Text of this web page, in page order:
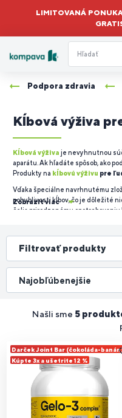
LIMITOVANÁ
Podpora zdravia
Kĺbová výživa
Kĺbová výživa je nevyhnutnou
aparátu. Ak hľadáte spôsob, ako
Produkty na kĺbovú výživu pre
Vďaka špeciálne navrhnutému
pohyblivosti kĺbov, čo je dôležité
čelia prirodzenému
Zobraziť viac
Filtrovať produkty
Našli sme 5
Najobľúbenejšie
Darček Joint Bar (čokoláda-
Kúpte 3x a ušetrite 12 %